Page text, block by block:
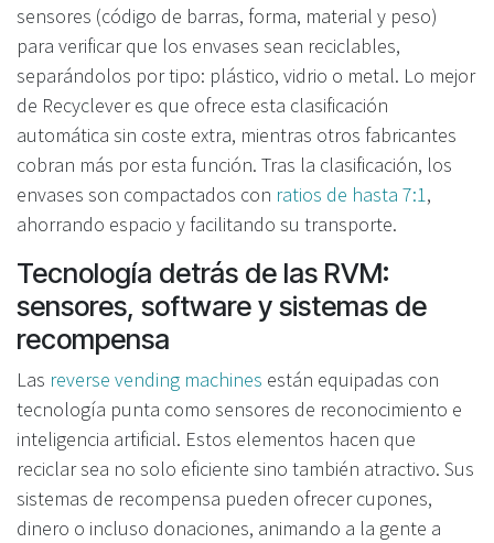
sensores (código de barras, forma, material y peso)
para verificar que los envases sean reciclables,
separándolos por tipo: plástico, vidrio o metal. Lo mejor
de Recyclever es que ofrece esta clasificación
automática sin coste extra, mientras otros fabricantes
cobran más por esta función. Tras la clasificación, los
envases son compactados con ratios de hasta 7:1,
ahorrando espacio y facilitando su transporte.
Tecnología detrás de las RVM:
sensores, software y sistemas de
recompensa
Las reverse vending machines están equipadas con
tecnología punta como sensores de reconocimiento e
inteligencia artificial. Estos elementos hacen que
reciclar sea no solo eficiente sino también atractivo. Sus
sistemas de recompensa pueden ofrecer cupones,
dinero o incluso donaciones, animando a la gente a